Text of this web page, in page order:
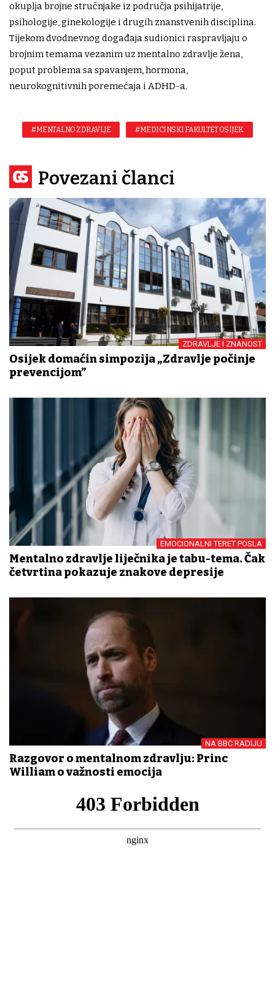
okuplja brojne stručnjake iz područja psihijatrije,
psihologije, ginekologije i drugih znanstvenih disciplina.
Tijekom dvodnevnog događaja sudionici raspravljaju o
brojnim temama vezanim uz mentalno zdravlje žena,
poput problema sa spavanjem, hormona,
neurokognitivnih poremećaja i ADHD-a.
#MENTALNO ZDRAVLJE #MEDICINSKI FAKULTET OSIJEK
Povezani članci
ZDRAVLJE I ZNANOST
Osijek domaćin simpozija „Zdravlje počinje
prevencijom”
EMOCIONALNI TERET POSLA
Mentalno zdravlje liječnika je tabu-tema. Čak
četvrtina pokazuje znakove depresije
NA BBC RADIJU
Razgovor o mentalnom zdravlju: Princ
William o važnosti emocija